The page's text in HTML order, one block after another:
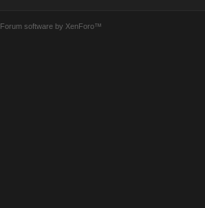
Forum software by XenForo™